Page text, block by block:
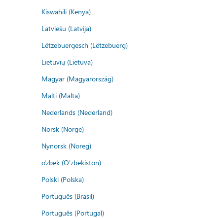
Kiswahili (Kenya)
Latviešu (Latvija)
Lëtzebuergesch (Lëtzebuerg)
Lietuvių (Lietuva)
Magyar (Magyarország)
Malti (Malta)
Nederlands (Nederland)
Norsk (Norge)
Nynorsk (Noreg)
o'zbek (O'zbekiston)
Polski (Polska)
Português (Brasil)
Português (Portugal)